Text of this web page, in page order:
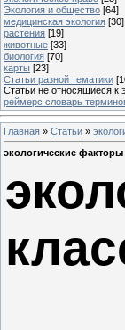
Экология и общество [64]
медицинская экология [30]
растения [19]
животные [33]
биология [70]
карты [23]
Статьи разной тематики
Статьи не относящиеся к
реймерс словарь
Главная » Статьи »
экологические